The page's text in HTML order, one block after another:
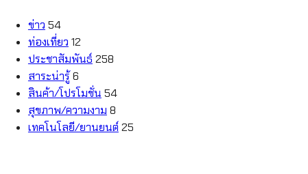
ข่าว 54
ท่องเที่ยว 12
ประชาสัมพันธ์ 258
สาระน่ารู้6
สินค้า/โปรโมชั่น 54
สุขภาพ/ความงาม 8
เทคโนโลยี/ยานยนต์ 25